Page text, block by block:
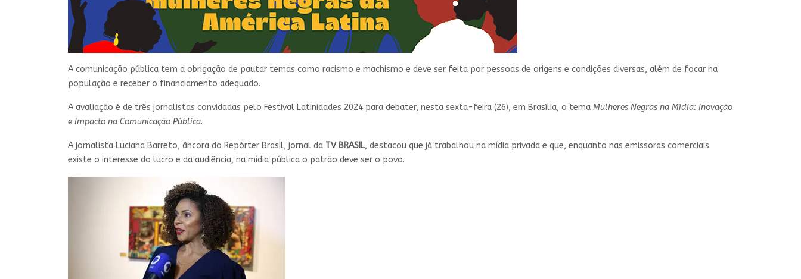
A comunicação pública tem a obrigação de pautar temas como racismo e machismo e deve ser feita por pessoas de origens e condições diversas, além de focar na
população e receber o financiamento adequado.
A avaliação é de três jornalistas convidadas pelo Festival Latinidades 2024 para debater, nesta sexta-feira (26), em Brasília, o tema Mulheres Negras na Mídia: Inovação
e Impacto na Comunicação Pública.
A jornalista Luciana Barreto, âncora do Repórter Brasil, jornal da TV BRASIL, destacou que já trabalhou na mídia privada e que, enquanto nas emissoras comerciais
existe o interesse do lucro e da audiência, na mídia pública o patrão deve ser o povo.